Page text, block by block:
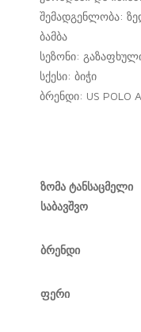
შემადგენლობა:
ბამბა
სეზონი:
სქესი: ბიჭი
ბრენდი: US POLO
ზომა ტანსაცმელი
საბავშვო
ბრენდი
ფერი